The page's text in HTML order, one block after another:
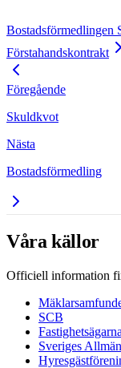
Bostadsförmedlingen
Förstahandskontrakt
Föregående
Skuldkvot
Nästa
Bostadsförmedling
Våra källor
Officiell information
SCB
Fastighetsägarna
Sveriges